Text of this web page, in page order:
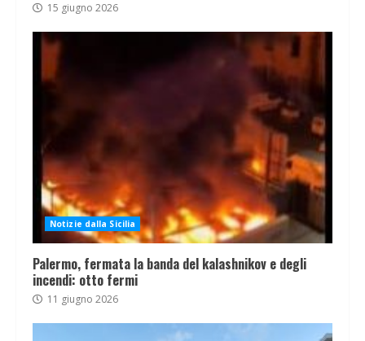
15 giugno 2026
Notizie dalla Sicilia
Palermo, fermata la banda del kalashnikov e degli
incendi: otto fermi
11 giugno 2026